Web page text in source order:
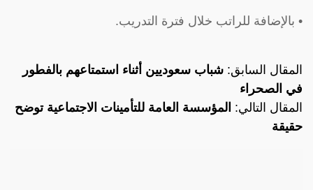
• بالإضافة للراتب خلال فترة التدريب.
المقال السابق: شباب سعوديين أثناء استمتاعهم بالفطور
في الصحراء
المقال التالي: المؤسسة العامة للتأمينات الاجتماعية توضح
حقيقة